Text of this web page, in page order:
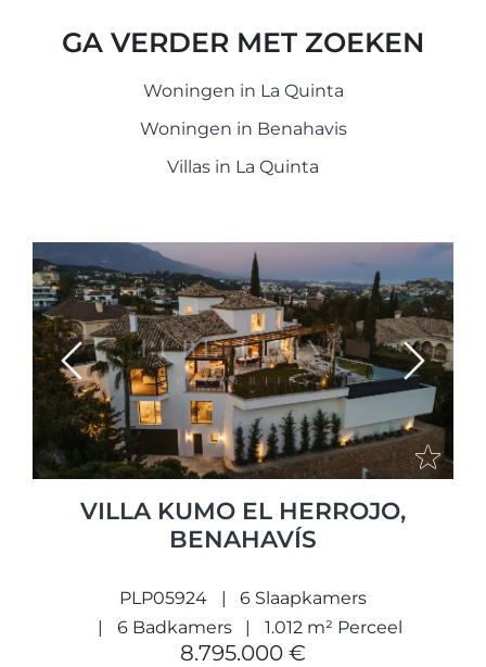
GA VERDER MET ZOEKEN
Woningen in La Quinta
Woningen in Benahavis
Villas in La Quinta
Previous Next
VILLA KUMO EL HERROJO,
BENAHAVÍS
PLP05924
6 Slaapkamers
6 Badkamers
1.012 m² Perceel
8.795.000 €